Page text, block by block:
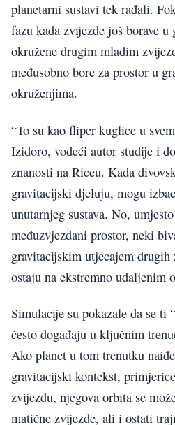
planetarni sustavi tek rađali.
fazu kada zvijezde još borave u
okružene drugim mladim
međusobno bore za prostor u
okruženjima.
“To su kao fliper kuglice u
Izidoro, vodeći autor studije i
znanosti na Riceu. Kada
gravitacijski djeluju, mogu
unutarnjeg sustava. No,
međuzvjezdani prostor, neki
gravitacijskim utjecajem
ostaju na ekstremno udaljenim
Simulacije su pokazale da se ti
često događaju u ključnim
Ako planet u tom trenutku
gravitacijski kontekst,
zvijezdu, njegova orbita se
matične zvijezde, ali i ostati